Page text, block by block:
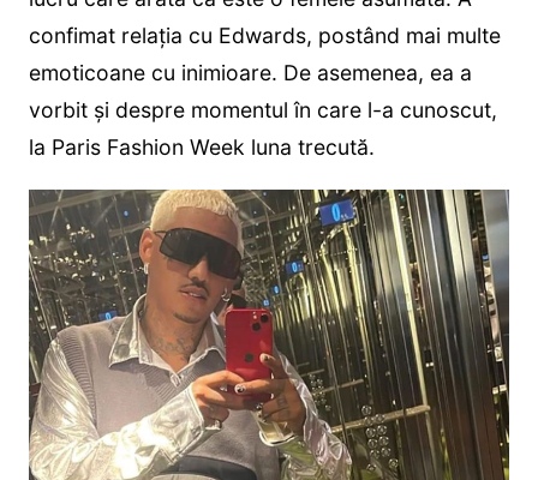
confimat relația cu Edwards, postând mai multe
emoticoane cu inimioare. De asemenea, ea a
vorbit și despre momentul în care l-a cunoscut,
la Paris Fashion Week luna trecută.